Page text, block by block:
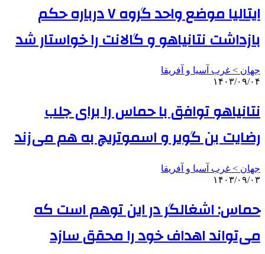
ایتالیا موضع واحد گروه ۷ درباره حکم
بازداشت نتانیاهو و گالانت را خواستار شد
جهان > غرب آسیا و آفریقا
۱۴۰۳/۰۹/۰۴
نتانیاهو توافق با حماس را برای جلب
رضایت بن گویر و اسموتریچ به هم می‌زند
جهان > غرب آسیا و آفریقا
۱۴۰۳/۰۹/۰۳
حماس: اشغالگر در این توهم است که
می‌تواند اهداف خود را محقق سازد